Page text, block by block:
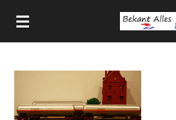
Ga
direct